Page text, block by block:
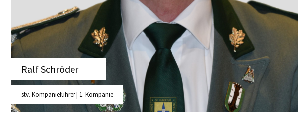
Ralf Schröder
stv. Kompanieführer | 1. Kompanie